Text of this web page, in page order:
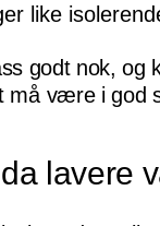
like
godt nok, og
må være i god
lavere